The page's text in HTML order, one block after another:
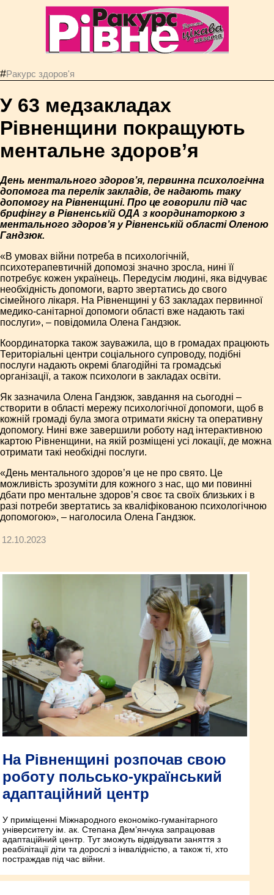
#Ракурс здоров'я
У 63 медзакладах
Рівненщини покращують
ментальне здоров’я
День ментального здоров’я, первинна психологічна
допомога та перелік закладів, де надають таку
допомогу на Рівненщині. Про це говорили під час
брифінгу в Рівненській ОДА з координаторкою з
ментального здоров’я у Рівненській області Оленою
Гандзюк.
«В умовах війни потреба в психологічній,
психотерапевтичній допомозі значно зросла, нині її
потребує кожен українець. Передусім людині, яка відчуває
необхідність допомоги, варто звертатись до свого
сімейного лікаря. На Рівненщині у 63 закладах первинної
медико-санітарної допомоги області вже надають такі
послуги», – повідомила Олена Гандзюк.
Координаторка також зауважила, що в громадах працюють
Територіальні центри соціального супроводу, подібні
послуги надають окремі благодійні та громадські
організації, а також психологи в закладах освіти.
Як зазначила Олена Гандзюк, завдання на сьогодні –
створити в області мережу психологічної допомоги, щоб в
кожній громаді була змога отримати якісну та оперативну
допомогу. Нині вже завершили роботу над інтерактивною
картою Рівненщини, на якій розміщені усі локації, де можна
отримати такі необхідні послуги.
«День ментального здоров’я це не про свято. Це
можливість зрозуміти для кожного з нас, що ми повинні
дбати про ментальне здоров’я своє та своїх близьких і в
разі потреби звертатись за кваліфікованою психологічною
допомогою», – наголосила Олена Гандзюк.
12.10.2023
На Рівненщині розпочав свою
роботу польсько-український
адаптаційний центр
У приміщенні Міжнародного економіко-гуманітарного
університету ім. ак. Степана Дем’янчука запрацював
адаптаційний центр. Тут зможуть відвідувати заняття з
реабілітації діти та дорослі з інвалідністю, а також ті, хто
постраждав під час війни.